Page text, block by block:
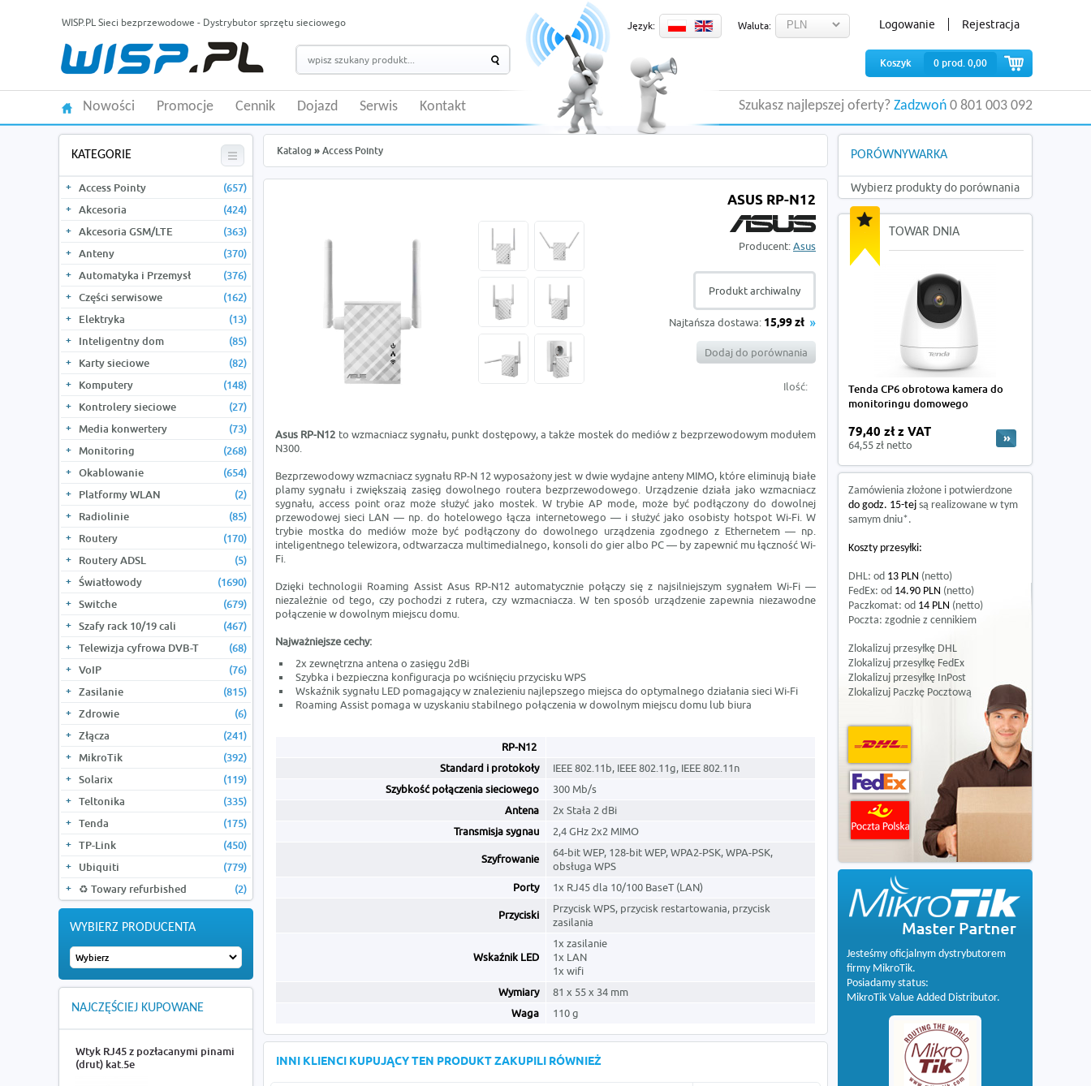
WISP.PL Sieci bezprzewodowe - Dystrybutor sprzętu sieciowego Język: Waluta: Logowanie Rejestracja
Koszyk 0 prod. 0,00
Szukasz najlepszej oferty? Zadzwoń 0 801 003 092
Nowości Promocje Cennik Dojazd Serwis Kontakt
KATEGORIE
Access Pointy
(657)
Akcesoria
(424)
Akcesoria GSM/LTE
(363)
Anteny
(370)
Automatyka i Przemysł
(376)
Części serwisowe
(162)
Elektryka
(13)
Inteligentny dom
(85)
Karty sieciowe
(82)
Komputery
(148)
Kontrolery sieciowe
(27)
Media konwertery
(73)
Monitoring
(268)
Okablowanie
(654)
Platformy WLAN
(2)
Radiolinie
(85)
Routery
(170)
Routery ADSL
(5)
Światłowody
(1690)
Switche
(679)
Szafy rack 10/19 cali
(467)
Telewizja cyfrowa DVB-T
(68)
VoIP
(76)
Zasilanie
(815)
Zdrowie
(6)
Złącza
(241)
MikroTik
(392)
Solarix
(119)
Teltonika
(335)
Tenda
(175)
TP-Link
(450)
Ubiquiti
(779)
♻️ Towary refurbished
(2)
WYBIERZ PRODUCENTA
NAJCZĘŚCIEJ KUPOWANE
Wtyk RJ45 z pozłacanymi pinami
(drut) kat.5e
Katalog » Access Pointy
ASUS RP-N12
Producent:Asus
Produkt archiwalny
Najtańsza dostawa: 15,99 zł
Dodaj do porównania
Ilość:
Asus RP-N12 to wzmacniacz sygnału, punkt dostępowy, a także mostek do mediów z bezprzewodowym modułem
N300.
Bezprzewodowy wzmacniacz sygnału RP-N 12 wyposażony jest w dwie wydajne anteny MIMO, które eliminują białe
plamy sygnału i zwiększaią zasięg dowolnego routera bezprzewodowego. Urządzenie działa jako wzmacniacz
sygnału, access point oraz może służyć jako mostek. W trybie AP mode, może być podłączony do dowolnej
przewodowej sieci LAN — np. do hotelowego łącza internetowego — i służyć jako osobisty hotspot Wi-Fi. W
trybie mostka do mediów może być podłączony do dowolnego urządzenia zgodnego z Ethernetem — np.
inteligentnego telewizora, odtwarzacza multimedialnego, konsoli do gier albo PC — by zapewnić mu łączność Wi-
Fi.
Dzięki technologii Roaming Assist Asus RP-N12 automatycznie połączy się z najsilniejszym sygnałem Wi-Fi —
niezależnie od tego, czy pochodzi z rutera, czy wzmacniacza. W ten sposób urządzenie zapewnia niezawodne
połączenie w dowolnym miejscu domu.
Najważniejsze cechy:
2x zewnętrzna antena o zasięgu 2dBi
Szybka i bezpieczna konfiguracja po wciśnięciu przycisku WPS
Wskaźnik sygnału LED pomagający w znalezieniu najlepszego miejsca do optymalnego działania sieci Wi-Fi
Roaming Assist pomaga w uzyskaniu stabilnego połączenia w dowolnym miejscu domu lub biura
RP-N12
Standard i protokoły
IEEE 802.11b, IEEE 802.11g, IEEE 802.11n
Szybkość połączenia sieciowego
300 Mb/s
Antena
2x Stała 2 dBi
Transmisja sygnau
2,4 GHz 2x2 MIMO
Szyfrowanie
64-bit WEP, 128-bit WEP, WPA2-PSK, WPA-PSK,
obsługa WPS
Porty
1x RJ45 dla 10/100 BaseT (LAN)
Przyciski
Przycisk WPS, przycisk restartowania, przycisk
zasilania
Wskaźnik LED
1x zasilanie
1x LAN
1x wifi
Wymiary
81 x 55 x 34 mm
Waga
110 g
INNI KLIENCI KUPUJĄCY TEN PRODUKT ZAKUPILI RÓWNIEŻ
PORÓWNYWARKA
Wybierz produkty do porównania
TOWAR DNIA
Tenda CP6 obrotowa kamera do
monitoringu domowego
79,40 zł z VAT
64,55 zł netto
Zamówienia złożone i potwierdzone
do godz. 15-tej są realizowane w tym
samym dniu*.
Koszty przesyłki:
DHL: od 13 PLN (netto)
FedEx: od 14.90 PLN (netto)
Paczkomat: od 14 PLN (netto)
Poczta: zgodnie z cennikiem
Zlokalizuj przesyłkę DHL
Zlokalizuj przesyłkę FedEx
Zlokalizuj przesyłkę InPost
Zlokalizuj Paczkę Pocztową
Jesteśmy oficjalnym dystrybutorem
firmy MikroTik.
Posiadamy status:
MikroTik Value Added Distributor.